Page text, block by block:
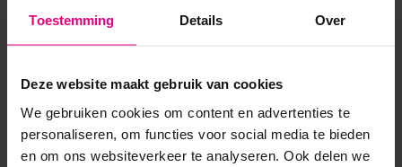
Toestemming Details Over
Deze website maakt gebruik van cookies
We gebruiken cookies om content en advertenties te
personaliseren, om functies voor social media te bieden
en om ons websiteverkeer te analyseren. Ook delen we